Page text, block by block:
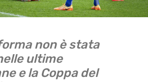
non è stata
ultime
e la Coppa del